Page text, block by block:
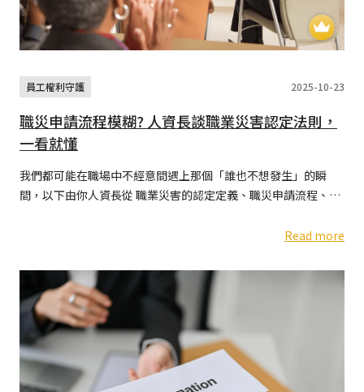
員工權利守護 2025-10-23
職災申請流程模糊? 人資長談職業災害認定法則，
一看就懂
我們都可能在職場中不經意間遇上那個「誰也不想發生」的瞬
間，以下由你人資長從 職業災害的認定定義、職災申請流程、申
Read more